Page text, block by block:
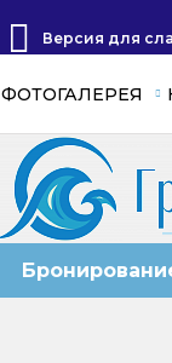
Версия для
ФОТОГАЛЕРЕЯ